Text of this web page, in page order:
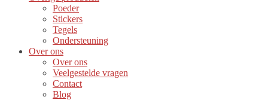
Poeder
Stickers
Tegels
Ondersteuning
Over ons
Over ons
Veelgestelde vragen
Contact
Blog